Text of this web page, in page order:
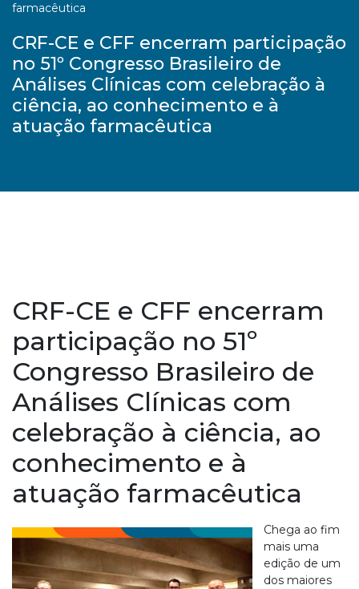
farmacêutica
CRF-CE e CFF encerram participação
no 51º Congresso Brasileiro de
Análises Clínicas com celebração à
ciência, ao conhecimento e à
atuação farmacêutica
CRF-CE e CFF encerram
participação no 51º
Congresso Brasileiro de
Análises Clínicas com
celebração à ciência, ao
conhecimento e à
atuação farmacêutica
Chega ao fim
mais uma
edição de um
dos maiores